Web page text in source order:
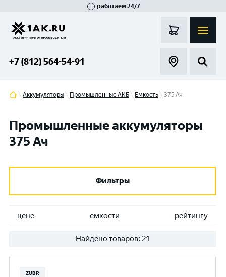
работаем 24/7
+7 (812) 564-54-91
Аккумуляторы Промышленные АКБ Емкость 375 Ач
Промышленные аккумуляторы
375 Ач
Фильтры
цене емкости рейтингу
Найдено товаров: 21
ZUBR
Гатчина